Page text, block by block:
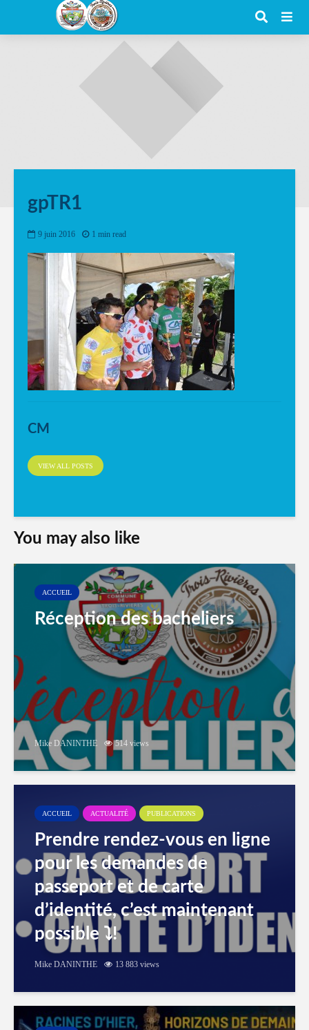
gpTR1
9 juin 2016 1 min read
CM
VIEW ALL POSTS
You may also like
ACCUEIL
Réception des bacheliers
Mike DANINTHE 514 views
ACCUEIL ACTUALITÉ PUBLICATIONS
Prendre rendez-vous en ligne
pour les demandes de
passeport et de carte
d’identité, c’est maintenant
possible ⤵️!
Mike DANINTHE 13 883 views